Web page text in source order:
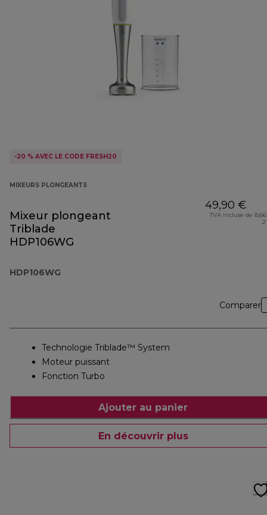
-20 % AVEC LE CODE FRESH20
MIXEURS PLONGEANTS
Mixeur plongeant
Triblade
HDP106WG
HDP106WG
49,90 €
TVA incluse de
Comparer
Technologie Triblade™ System
Moteur puissant
Fonction Turbo
Ajouter au panier
En découvrir plus